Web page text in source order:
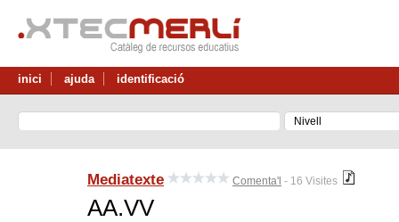
inici ajuda identificació
Mediatexte Comenta'l - 16 Visites
AA.VV